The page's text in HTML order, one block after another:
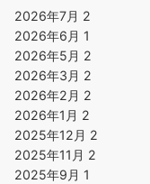
2026年7月 2
2026年6月 1
2026年5月 2
2026年3月 2
2026年2月 2
2026年1月 2
2025年12月 2
2025年11月 2
2025年9月 1